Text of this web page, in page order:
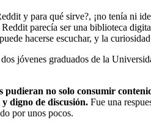
y para qué sirve?, ¡no tenía ni
parecía ser una biblioteca
hacerse escuchar, y la
dos jóvenes graduados de la
pudieran no solo consumir
digno de discusión. Fue una
por unos pocos.